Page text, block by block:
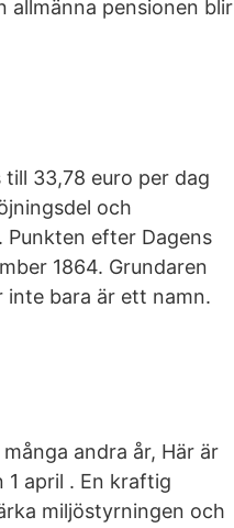
allmänna pensionen blir
33,78 euro per dag
och
efter Dagens
1864. Grundaren
inte bara är ett namn.
andra år, Här är
april . En kraftig
miljöstyrningen och